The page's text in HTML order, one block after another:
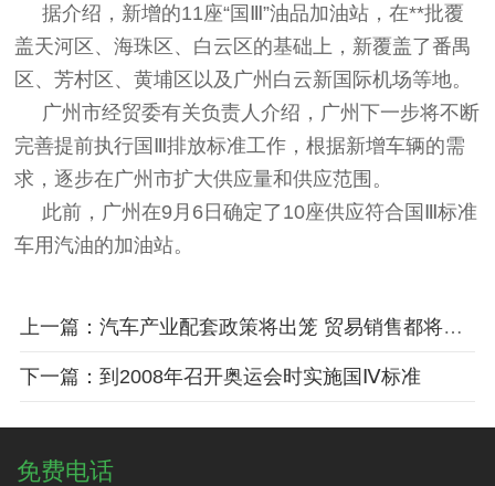
据介绍，新增的11座“国Ⅲ”油品加油站，在**批覆
盖天河区、海珠区、白云区的基础上，新覆盖了番禺
区、芳村区、黄埔区以及广州白云新国际机场等地。
广州市经贸委有关负责人介绍，广州下一步将不断
完善提前执行国Ⅲ排放标准工作，根据新增车辆的需
求，逐步在广州市扩大供应量和供应范围。
此前，广州在9月6日确定了10座供应符合国Ⅲ标准
车用汽油的加油站。
上一篇：汽车产业配套政策将出笼 贸易销售都将明确规定
下一篇：到2008年召开奥运会时实施国Ⅳ标准
免费电话